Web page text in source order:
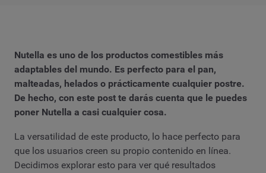
Nutella es uno de los productos comestibles más
adaptables del mundo. Es perfecto para el pan,
malteadas, helados o prácticamente cualquier postre.
De hecho, con este post te darás cuenta que le puedes
poner Nutella a casi cualquier cosa.
La versatilidad de este producto, lo hace perfecto para
que los usuarios creen su propio contenido en línea.
Decidimos explorar esto para ver qué resultados